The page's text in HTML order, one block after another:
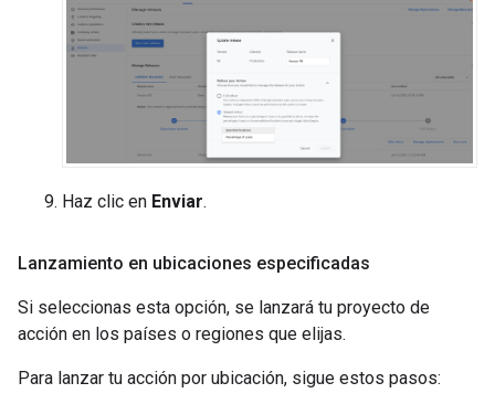
Haz clic en Enviar.
Lanzamiento en ubicaciones especificadas
Si seleccionas esta opción, se lanzará tu proyecto de
acción en los países o regiones que elijas.
Para lanzar tu acción por ubicación, sigue estos pasos: